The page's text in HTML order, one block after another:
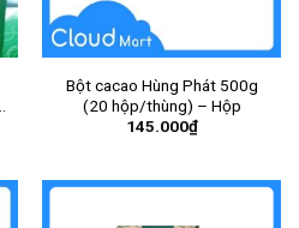
Bột cacao Hùng Phát 500g
(20 hộp/thùng) – Hộp
145.000₫